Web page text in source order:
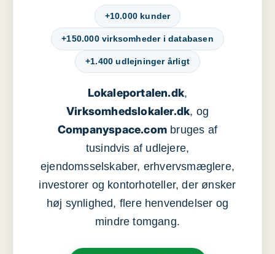
+10.000 kunder
+150.000 virksomheder i databasen
+1.400 udlejninger årligt
Lokaleportalen.dk,
Virksomhedslokaler.dk, og
Companyspace.com bruges af
tusindvis af udlejere,
ejendomsselskaber, erhvervsmæglere,
investorer og kontorhoteller, der ønsker
høj synlighed, flere henvendelser og
mindre tomgang.